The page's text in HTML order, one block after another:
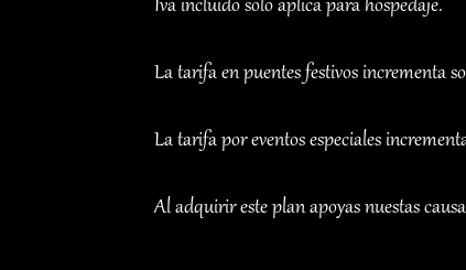
Iva incluido solo aplica para hospedaje.
La tarifa en puentes festivos incrementa
La tarifa por eventos especiales
Al adquirir este plan apoyas nuestas